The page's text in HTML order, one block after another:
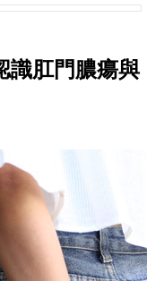
識肛門膿瘍與